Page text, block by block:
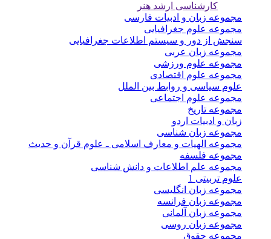
کارشناسی ارشد هنر
مجموعه زبان و ادبیات فارسی
مجموعه علوم جغرافیایی
سنجش از دور و سیستم اطلاعات جغرافیایی
مجموعه زبان عربی
مجموعه علوم ورزشی
مجموعه علوم اقتصادی
علوم سیاسی و روابط بین الملل
مجموعه علوم اجتماعی
مجموعه تاریخ
زبان و ادبیات اردو
مجموعه زبان شناسی
مجموعه الهیات و معارف اسلامی ـ علوم قرآن و حدیث
مجموعه فلسفه
مجموعه علم اطلاعات و دانش شناسی
علوم تربیتی 1
مجموعه زبان انگلیسی
مجموعه زبان فرانسه
مجموعه زبان آلمانی
مجموعه زبان روسی
مجموعه حقوق